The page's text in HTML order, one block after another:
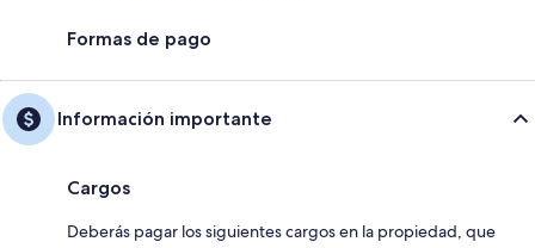
Formas de pago
Información importante
Cargos
Deberás pagar los siguientes cargos en la propiedad, que